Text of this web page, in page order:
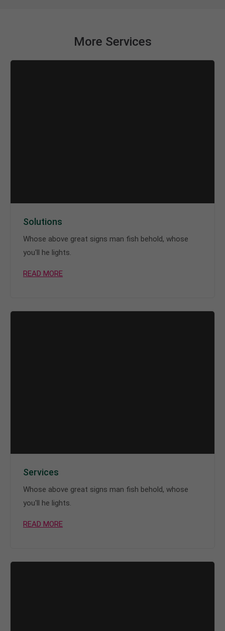
More Services
Solutions
Whose above great signs man fish behold, whose
you'll he lights.
READ MORE
Services
Whose above great signs man fish behold, whose
you'll he lights.
READ MORE